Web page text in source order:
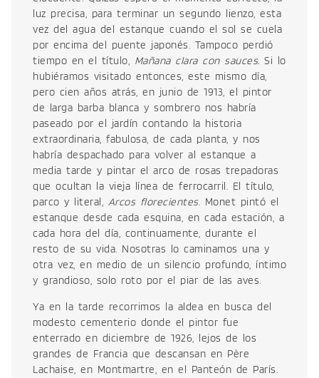
luz precisa, para terminar un segundo lienzo, esta
vez del agua del estanque cuando el sol se cuela
por encima del puente japonés. Tampoco perdió
tiempo en el título, Mañana clara con sauces. Si lo
hubiéramos visitado entonces, este mismo día,
pero cien años atrás, en junio de 1913, el pintor
de larga barba blanca y sombrero nos habría
paseado por el jardín contando la historia
extraordinaria, fabulosa, de cada planta, y nos
habría despachado para volver al estanque a
media tarde y pintar el arco de rosas trepadoras
que ocultan la vieja línea de ferrocarril. El título,
parco y literal, Arcos florecientes. Monet pintó el
estanque desde cada esquina, en cada estación, a
cada hora del día, continuamente, durante el
resto de su vida. Nosotras lo caminamos una y
otra vez, en medio de un silencio profundo, íntimo
y grandioso, solo roto por el piar de las aves.
Ya en la tarde recorrimos la aldea en busca del
modesto cementerio donde el pintor fue
enterrado en diciembre de 1926, lejos de los
grandes de Francia que descansan en Père
Lachaise, en Montmartre, en el Panteón de París.